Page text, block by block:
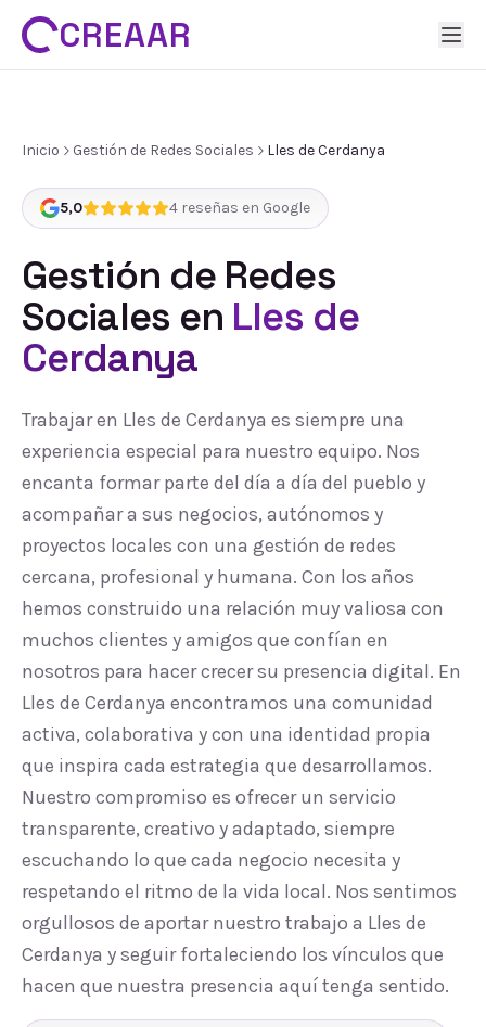
CREAAR
Inicio Gestión de Redes Sociales Lles de Cerdanya
5,0 4 reseñas en Google
Gestión de Redes
Sociales en Lles de
Cerdanya
Trabajar en Lles de Cerdanya es siempre una
experiencia especial para nuestro equipo. Nos
encanta formar parte del día a día del pueblo y
acompañar a sus negocios, autónomos y
proyectos locales con una gestión de redes
cercana, profesional y humana. Con los años
hemos construido una relación muy valiosa con
muchos clientes y amigos que confían en
nosotros para hacer crecer su presencia digital. En
Lles de Cerdanya encontramos una comunidad
activa, colaborativa y con una identidad propia
que inspira cada estrategia que desarrollamos.
Nuestro compromiso es ofrecer un servicio
transparente, creativo y adaptado, siempre
escuchando lo que cada negocio necesita y
respetando el ritmo de la vida local. Nos sentimos
orgullosos de aportar nuestro trabajo a Lles de
Cerdanya y seguir fortaleciendo los vínculos que
hacen que nuestra presencia aquí tenga sentido.